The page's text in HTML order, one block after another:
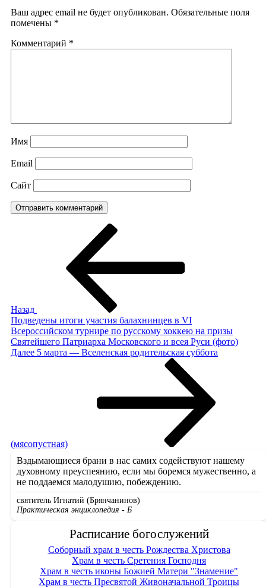
Ваш адрес email не будет опубликован. Обязательные поля
помечены *
Комментарий *
Имя
Email
Сайт
Назад
Подведены итоги участия балахнинцев в VI
Всероссийском турнире по русскому хоккею на призы
Святейшего Патриарха Московского и всея Руси (фото)
Следующая
Далее 5 марта — Вселенская родительская суббота
(мясопустная)
Вздымающиеся брани в нас самих содействуют нашему
духовному преуспеянию, если мы боремся мужественно, а
не поддаемся малодушию, побеждению.
святитель Игнатий (Брянчанинов)
Практическая энциклопедия - Б
Расписание богослужений
Соборный храм в честь Рождества Христова
Храм в честь Сретения Господня
Храм в честь иконы Божией Матери "Знамение"
Храм в честь Пресвятой Живоначальной Троицы